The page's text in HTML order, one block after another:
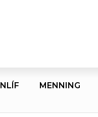
MENNING